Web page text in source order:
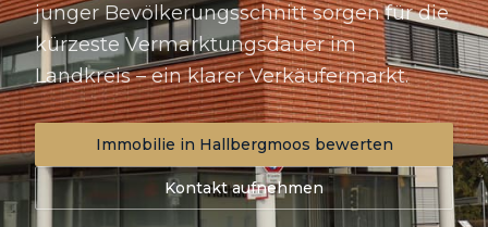
junger Bevölkerungsschnitt sorgen für die
kürzeste Vermarktungsdauer im
Landkreis – ein klarer Verkäufermarkt.
Immobilie in Hallbergmoos bewerten
Kontakt aufnehmen